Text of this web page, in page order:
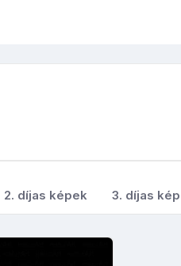
2. díjas képek 3. díjas